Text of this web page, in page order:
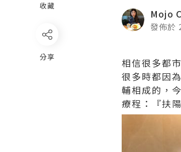
收藏
分享
Mojo
發佈於
相信很多都
很多時都因
輔相成的，
療程：『扶